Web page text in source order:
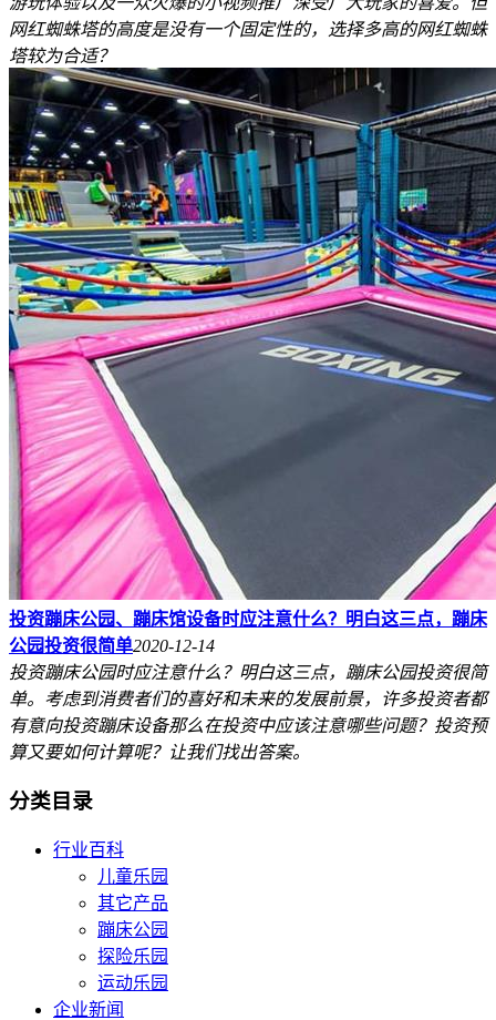
网红蜘蛛塔的高度是没有一个固定性的，选择多高的网红蜘蛛
塔较为合适？
投资蹦床公园、蹦床馆设备时应注意什么？明白这三点，蹦床
公园投资很简单2020-12-14
投资蹦床公园时应注意什么？明白这三点，蹦床公园投资很简
单。考虑到消费者们的喜好和未来的发展前景，许多投资者都
有意向投资蹦床设备那么在投资中应该注意哪些问题？投资预
算又要如何计算呢？让我们找出答案。
分类目录
行业百科
儿童乐园
其它产品
蹦床公园
探险乐园
运动乐园
企业新闻